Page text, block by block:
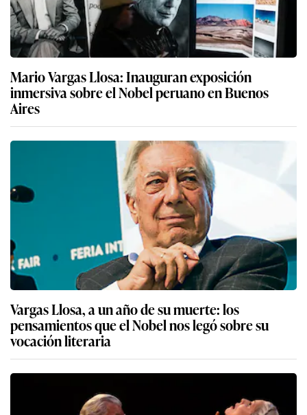
Mario Vargas Llosa: Inauguran exposición
inmersiva sobre el Nobel peruano en Buenos
Aires
Vargas Llosa, a un año de su muerte: los
pensamientos que el Nobel nos legó sobre su
vocación literaria